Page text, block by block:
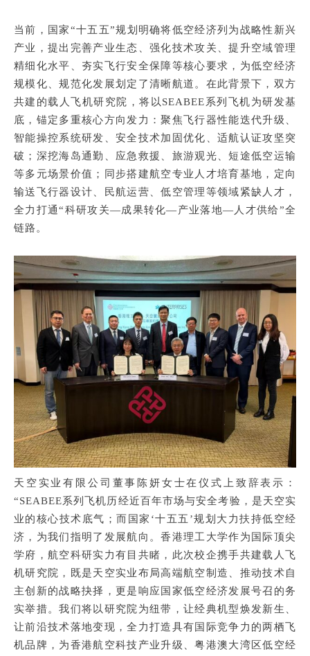
当前，国家“十五五”规划明确将低空经济列为战略性新兴
产业，提出完善产业生态、强化技术攻关、提升空域管理
精细化水平、夯实飞行安全保障等核心要求，为低空经济
规模化、规范化发展划定了清晰航道。在此背景下，双方
共建的载人飞机研究院，将以SEABEE系列飞机为研发基
底，锚定多重核心方向发力：聚焦飞行器性能迭代升级、
智能操控系统研发、安全技术加固优化、适航认证攻坚突
破；深挖海岛通勤、应急救援、旅游观光、短途低空运输
等多元场景价值；同步搭建航空专业人才培育基地，定向
输送飞行器设计、民航运营、低空管理等领域紧缺人才，
全力打通“科研攻关—成果转化—产业落地—人才供给”全
链路。
天空实业有限公司董事陈妍女士在仪式上致辞表示：
“SEABEE系列飞机历经近百年市场与安全考验，是天空实
业的核心技术底气；而国家‘十五五’规划大力扶持低空经
济，为我们指明了发展航向。香港理工大学作为国际顶尖
学府，航空科研实力有目共睹，此次校企携手共建载人飞
机研究院，既是天空实业布局高端航空制造、推动技术自
主创新的战略抉择，更是响应国家低空经济发展号召的务
实举措。我们将以研究院为纽带，让经典机型焕发新生、
让前沿技术落地变现，全力打造具有国际竞争力的两栖飞
机品牌，为香港航 空科技 产业升级、粤港澳大湾区低空经